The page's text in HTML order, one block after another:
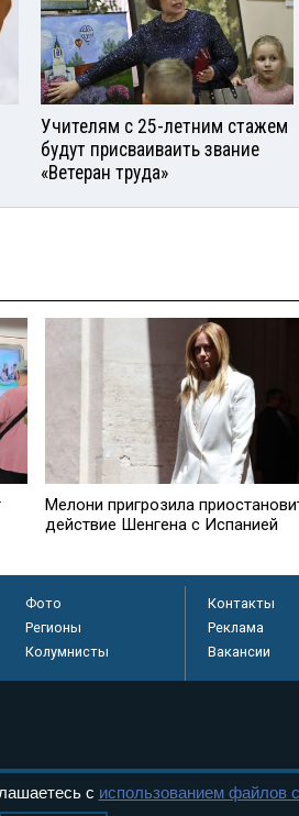
Учителям с 25-летним стажем
будут присваиваить звание
«Ветеран труда»
Мелони пригрозила
действие Шенгена с Испанией
Фото
Регионы
Колумнисты
Контакты
Реклама
Вакансии
с использованием файлов